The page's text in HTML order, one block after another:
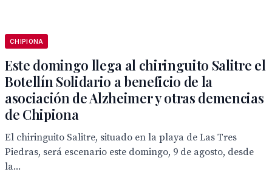
CHIPIONA
Este domingo llega al chiringuito Salitre el
Botellín Solidario a beneficio de la
asociación de Alzheimer y otras demencias
de Chipiona
El chiringuito Salitre, situado en la playa de Las Tres
Piedras, será escenario este domingo, 9 de agosto, desde
la...